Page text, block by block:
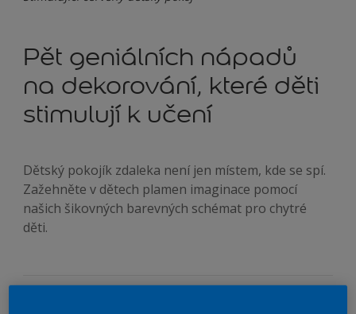
Pět geniálních nápadů
na dekorování, které děti
stimulují k učení
Dětský pokojík zdaleka není jen místem, kde se spí.
Zažehněte v dětech plamen imaginace pomocí
našich šikovných barevných schémat pro chytré
děti.